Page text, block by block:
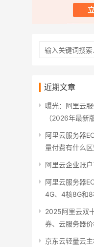
近期文章
曝光：阿里云
（2026年最新
阿里云服务器
量付费有什么区
阿里云企业账
阿里云服务器
4G、4核8G和
2025阿里云双
券、云服务器
京东云轻量云